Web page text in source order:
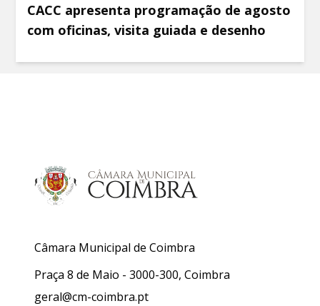
CACC apresenta programação de agosto
com oficinas, visita guiada e desenho
Câmara Municipal de Coimbra
Praça 8 de Maio - 3000-300, Coimbra
geral@cm-coimbra.pt